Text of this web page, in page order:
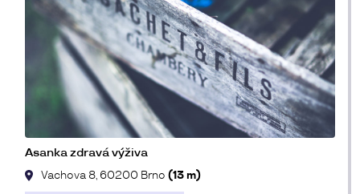
Asanka zdravá výživa
Vachova 8, 60200 Brno (13 m)